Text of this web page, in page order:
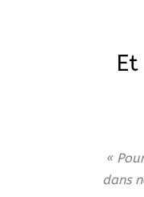
«
dans